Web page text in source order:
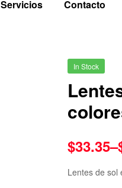
Servicios Contacto
In Stock
$33.35–
Lentes de sol